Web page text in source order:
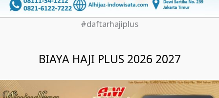
#daftarhajiplus
BIAYA HAJI PLUS 2026 2027